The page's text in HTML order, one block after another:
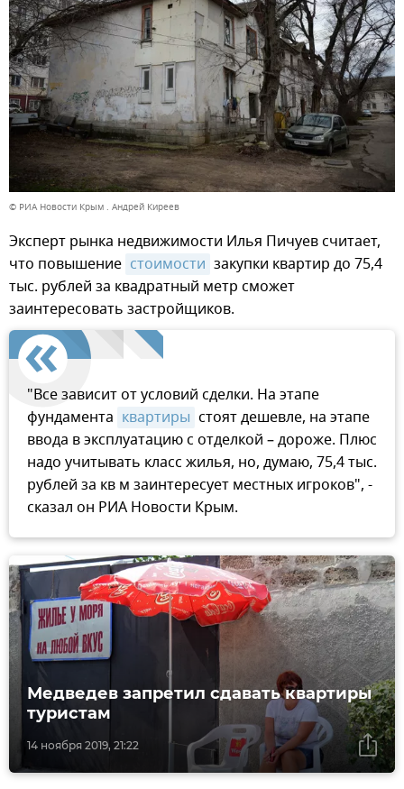
© РИА Новости Крым . Андрей Киреев
Эксперт рынка недвижимости Илья Пичуев считает,
что повышение стоимости закупки квартир до 75,4
тыс. рублей за квадратный метр сможет
заинтересовать застройщиков.
"Все зависит от условий сделки. На этапе
фундамента квартиры стоят дешевле, на этапе
ввода в эксплуатацию с отделкой – дороже. Плюс
надо учитывать класс жилья, но, думаю, 75,4 тыс.
рублей за кв м заинтересует местных игроков", -
сказал он РИА Новости Крым.
14 ноября 2019, 21:22
Медведев запретил сдавать квартиры
туристам